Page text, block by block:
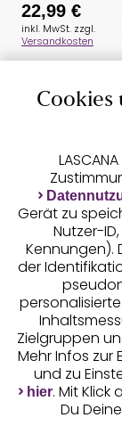
Geprüfte
Unsere
22,99 €
inkl. MwSt. zzgl.
Versandkosten
Cookies
Gerät zu
Nutzer-
Kennungen).
der
Zielgruppen
Mehr Infos zur
und zu
hier. Mit Klick
Du